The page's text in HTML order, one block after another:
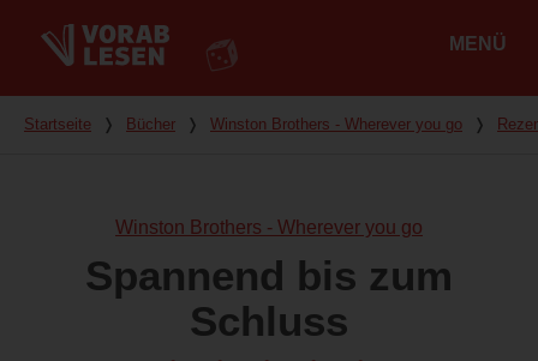
MENÜ
Du bist hier
Startseite ❭ Bücher ❭ Winston Brothers - Wherever you go ❭
Winston Brothers - Wherever you go
Spannend bis zum
Schluss